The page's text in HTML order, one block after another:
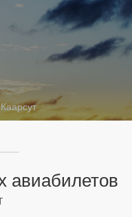
Каарсут
авиабилетов